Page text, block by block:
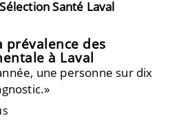
Santé Laval
prévalence des
à Laval
une personne sur dix